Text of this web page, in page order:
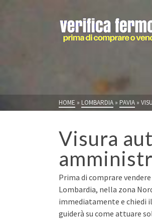
HOME » LOMBARDIA » PAVIA »
Visura
Prima di comprare
Lombardia, nella zona
immediatamente e chiedi
guiderà su come attuare